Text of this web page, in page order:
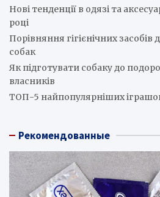
Нові тенденції в одязі та
році
Порівняння гігієнічних
собак
Як підготувати собаку до
власників
ТОП-5 найпопулярніших
Рекомендованные